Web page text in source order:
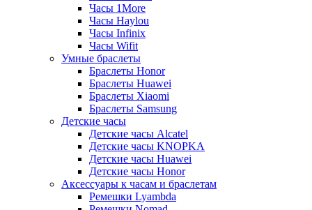
Часы 1More
Часы Haylou
Часы Infinix
Часы Wifit
Умные браслеты
Браслеты Honor
Браслеты Huawei
Браслеты Xiaomi
Браслеты Samsung
Детские часы
Детские часы Alcatel
Детские часы KNOPKA
Детские часы Huawei
Детские часы Honor
Аксессуары к часам и браслетам
Ремешки Lyambda